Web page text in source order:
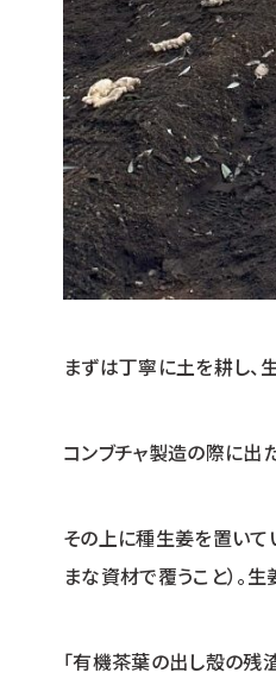
まずは丁寧に土を耕し、
コンブチャ製造の際に出
その上に種生姜を置いて
まな資材で覆うこと）。
「有機茶葉の出し殻の残